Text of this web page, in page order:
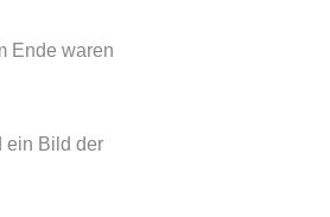
Ende waren
ein Bild der